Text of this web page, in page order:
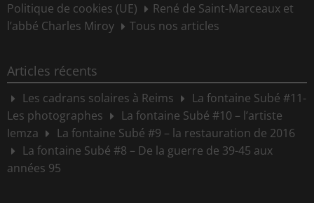
Politique de cookies (UE)
René de Saint-Marceaux et
l’abbé Charles Miroy
Tous nos articles
Articles récents
Les cadrans solaires à Reims
La fontaine Subé #11-
Les photographes
La fontaine Subé #10 – l’artiste
Iemza
La fontaine Subé #9 – la restauration de 2016
La fontaine Subé #8 – De la guerre de 39-45 aux
années 95